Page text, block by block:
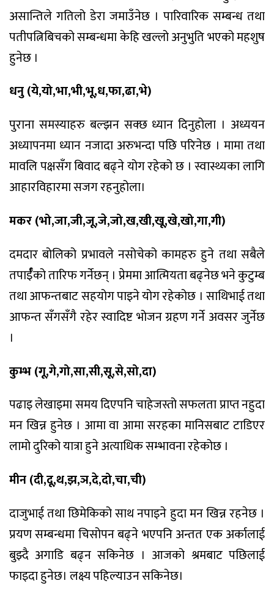
असान्तिले गतिलो डेरा जमाउँनेछ । पारिवारिक सम्बन्ध तथा
पतीपत्निबिचको सम्बन्धमा केहि खल्लो अनुभुति भएको महशुष
हुनेछ ।
धनु (ये,यो,भा,भी,भू,ध,फा,ढा,भे)
पुराना समस्याहरु बल्झन सक्छ ध्यान दिनुहोला । अध्ययन
अध्यापनमा ध्यान नजादा अरुभन्दा पछि परिनेछ । मामा तथा
मावलि पक्षसँग बिवाद बढ्ने योग रहेको छ । स्वास्थ्यका लागि
आहारविहारमा सजग रहनुहोला।
मकर (भो,जा,जी,जू,जे,जो,ख,खी,खू,खे,खो,गा,गी)
दमदार बोलिको प्रभावले नसोचेको कामहरु हुने तथा सबैले
तपार्ईँको तारिफ गर्नेछन् । प्रेममा आत्मियता बढ्नेछ भने कुटुम्ब
तथा आफन्तबाट सहयोग पाइने योग रहेकोछ । साथिभाई तथा
आफन्त सँगसँगै रहेर स्वादिष्ट भोजन ग्रहण गर्ने अवसर जुर्नेछ
।
कुम्भ (गू,गे,गो,सा,सी,सू,से,सो,दा)
पढाइ लेखाइमा समय दिएपनि चाहेजस्तो सफलता प्राप्त नहुदा
मन खिन्न हुनेछ । आमा वा आमा सरहका मानिसबाट टाडिएर
लामो दुरिको यात्रा हुने अत्याधिक सम्भावना रहेकोछ ।
मीन (दी,दू,थ,झ,ञ,दे,दो,चा,ची)
दाजुभाई तथा छिमेकिको साथ नपाइने हुदा मन खिन्न रहनेछ ।
प्रयण सम्बन्धमा चिसोपन बढ्ने भएपनि अन्तत एक अर्कालाई
बुझ्दै अगाडि बढ्न सकिनेछ । आजको श्रमबाट पछिलाई
फाइदा हुनेछ। लक्ष्य पहिल्याउन सकिनेछ।